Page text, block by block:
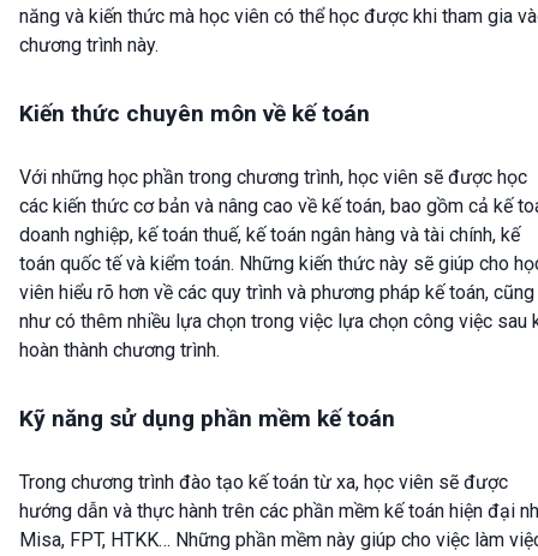
năng và kiến thức mà học viên có thể học được khi tham gia
chương trình này.
Kiến thức chuyên môn về kế toán
Với những học phần trong chương trình, học viên sẽ được học
các kiến thức cơ bản và nâng cao về kế toán, bao gồm cả kế
doanh nghiệp, kế toán thuế, kế toán ngân hàng và tài chính, kế
toán quốc tế và kiểm toán. Những kiến thức này sẽ giúp cho
viên hiểu rõ hơn về các quy trình và phương pháp kế toán, cũng
như có thêm nhiều lựa chọn trong việc lựa chọn công việc sau
hoàn thành chương trình.
Kỹ năng sử dụng phần mềm kế toán
Trong chương trình đào tạo kế toán từ xa, học viên sẽ được
hướng dẫn và thực hành trên các phần mềm kế toán hiện đại
Misa, FPT, HTKK… Những phần mềm này giúp cho việc làm